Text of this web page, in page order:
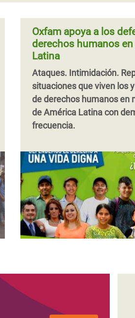
Oxfam apoya a los
derechos humanos
Latina
Ataques. Intimidación.
situaciones que viven los
de derechos humanos en
de América Latina con
frecuencia.